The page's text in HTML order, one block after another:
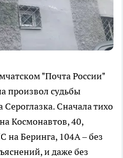
"Почта России"
произвол судьбы
Сначала тихо
Космонавтов, 40,
на Беринга, 104А – без
и даже без